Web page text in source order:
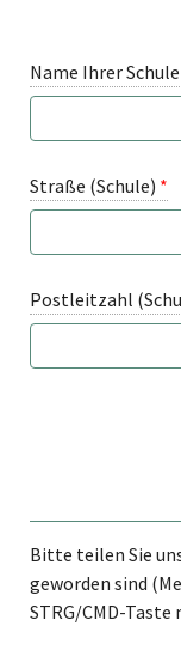
Name Ihrer Schule
Straße (Schule) *
Postleitzahl
Bitte teilen Sie
geworden sind
STRG/CMD-Taste